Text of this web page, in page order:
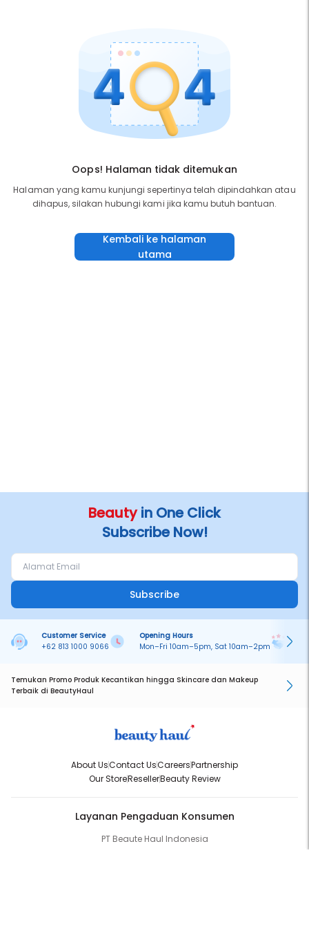
Oops! Halaman tidak ditemukan
Halaman yang kamu kunjungi sepertinya telah dipindahkan atau
dihapus, silakan hubungi kami jika kamu butuh bantuan.
Kembali ke halaman
utama
Beautyin One Click
Subscribe Now!
Subscribe
Customer Service
+62 813 1000 9066
Opening Hours
Mon–Fri 10am–5pm, Sat 10am–2pm
Temukan Promo Produk Kecantikan hingga Skincare dan Makeup
Terbaik di BeautyHaul
About UsContact UsCareersPartnership
Our StoreResellerBeauty Review
Layanan Pengaduan Konsumen
PT Beaute Haul Indonesia